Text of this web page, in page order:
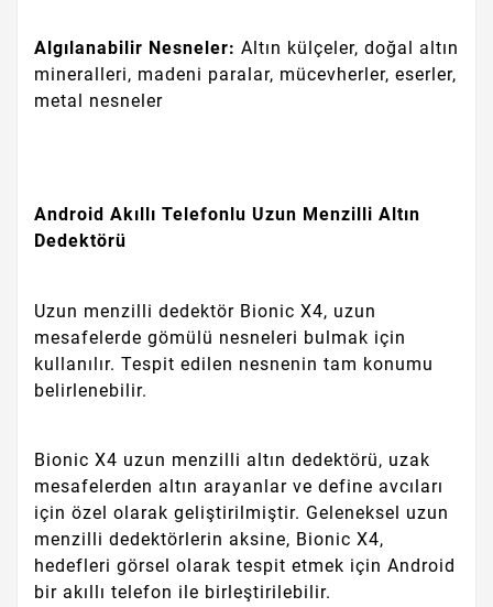
Algılanabilir Nesneler: Altın külçeler, doğal altın
mineralleri, madeni paralar, mücevherler, eserler,
metal nesneler
Android Akıllı Telefonlu Uzun Menzilli Altın
Dedektörü
Uzun menzilli dedektör Bionic X4, uzun
mesafelerde gömülü nesneleri bulmak için
kullanılır. Tespit edilen nesnenin tam konumu
belirlenebilir.
Bionic X4 uzun menzilli altın dedektörü, uzak
mesafelerden altın arayanlar ve define avcıları
için özel olarak geliştirilmiştir. Geleneksel uzun
menzilli dedektörlerin aksine, Bionic X4,
hedefleri görsel olarak tespit etmek için Android
bir akıllı telefon ile birleştirilebilir.